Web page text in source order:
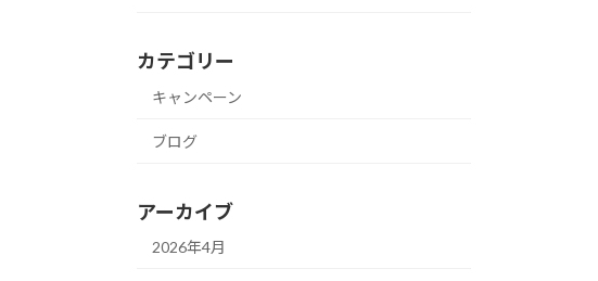
カテゴリー
キャンペーン
ブログ
アーカイブ
2026年4月